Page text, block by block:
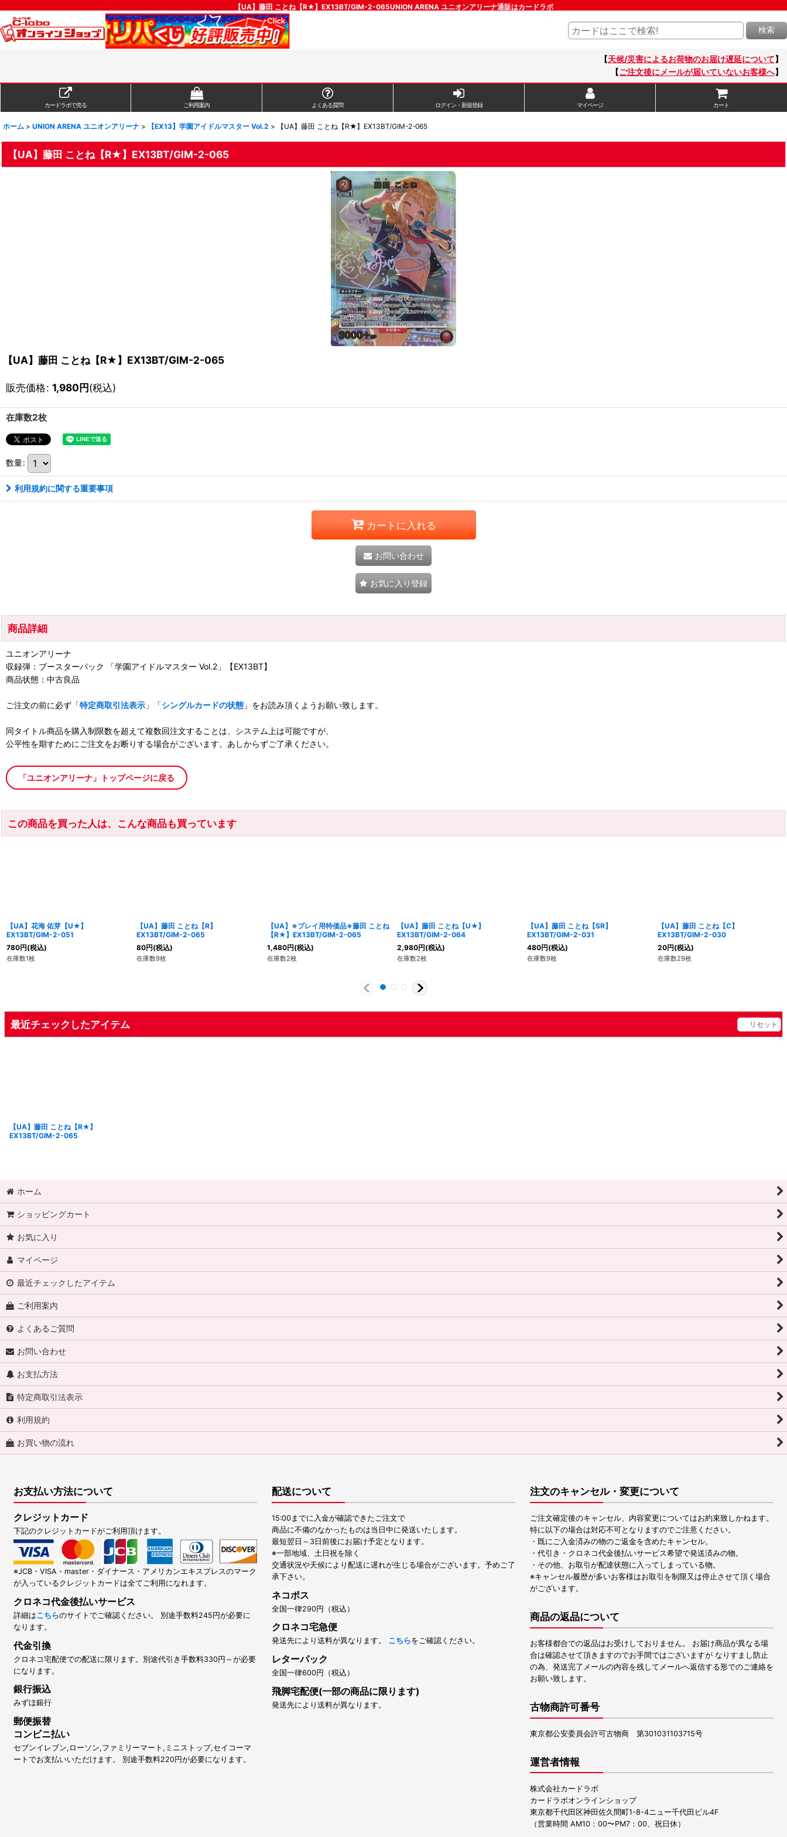
【UA】藤田 ことね【R★】EX13BT/GIM-2-065UNION ARENA ユニオンアリーナ通販はカードラボ
検索
【天候/災害によるお荷物のお届け遅延について】
【ご注文後にメールが届いていないお客様へ】
カードラボで売る ご利用案内 よくある質問 ログイン・新規登録 マイページ カート
ホーム > UNION ARENA ユニオンアリーナ > 【EX13】学園アイドルマスター Vol.2 > 【UA】藤田 ことね【R★】EX13BT/GIM-2-065
【UA】藤田 ことね【R★】EX13BT/GIM-2-065
【UA】藤田 ことね【R★】EX13BT/GIM-2-065
販売価格: 1,980円(税込)
在庫数2枚
数量:
利用規約に関する重要事項
カートに入れる
お問い合わせ
お気に入り登録
商品詳細
ユニオンアリーナ
収録弾：ブースターパック 「学園アイドルマスター Vol.2」【EX13BT】
商品状態：中古良品
ご注文の前に必ず「特定商取引法表示 」「シングルカードの状態 」をお読み頂くようお願い致します。
同タイトル商品を購入制限数を超えて複数回注文することは、システム上は可能ですが、
公平性を期すためにご注文をお断りする場合がございます。あしからずご了承ください。
「ユニオンアリーナ」トップページに戻る
この商品を買った人は、こんな商品も買っています
【UA】花海 佑芽【U★】
EX13BT/GIM-2-051
780円(税込)
在庫数1枚
【UA】藤田 ことね【R】
EX13BT/GIM-2-065
80円(税込)
在庫数9枚
【UA】※プレイ用特価品※藤田 ことね
【R★】EX13BT/GIM-2-065
1,480円(税込)
在庫数2枚
【UA】藤田 ことね【U★】
EX13BT/GIM-2-064
2,980円(税込)
在庫数2枚
【UA】藤田 ことね【SR】
EX13BT/GIM-2-031
480円(税込)
在庫数9枚
【UA】藤田 ことね【C】
EX13BT/GIM-2-030
20円(税込)
在庫数29枚
最近チェックしたアイテム リセット
【UA】藤田 ことね【R★】
EX13BT/GIM-2-065
ホーム
ショッピングカート
お気に入り
マイページ
最近チェックしたアイテム
ご利用案内
よくあるご質問
お問い合わせ
お支払方法
特定商取引法表示
利用規約
お買い物の流れ
お支払い方法について
クレジットカード
下記のクレジットカードがご利用頂けます。
※JCB・VISA・master・ダイナース・アメリカンエキスプレスのマーク
が入っているクレジットカードは全てご利用になれます。
クロネコ代金後払いサービス
詳細はこちらのサイトでご確認ください。 別途手数料245円が必要に
なります。
代金引換
クロネコ宅配便での配送に限ります。別途代引き手数料330円～が必要
になります。
銀行振込
みずほ銀行
郵便振替
コンビニ払い
セブンイレブン,ローソン,ファミリーマート,ミニストップ,セイコーマ
ートでお支払いいただけます。 別途手数料220円が必要になります。
配送について
15:00までに入金が確認できたご注文で
商品に不備のなかったものは当日中に発送いたします。
最短翌日～3日前後にお届け予定となります。
※一部地域、土日祝を除く
交通状況や天候により配送に遅れが生じる場合がございます。予めご了
承下さい。
ネコポス
全国一律290円（税込）
クロネコ宅急便
発送先により送料が異なります。 こちらをご確認ください。
レターパック
全国一律600円（税込）
飛脚宅配便(一部の商品に限ります)
発送先により送料が異なります。
注文のキャンセル・変更について
ご注文確定後のキャンセル、内容変更についてはお約束致しかねます。
特に以下の場合は対応不可となりますのでご注意ください。
・既にご入金済みの物のご返金を含めたキャンセル。
・代引き・クロネコ代金後払いサービス希望で発送済みの物。
・その他、お取引が配達状態に入ってしまっている物。
※キャンセル履歴が多いお客様はお取引を制限又は停止させて頂く場合
がございます。
商品の返品について
お客様都合での返品はお受けしておりません。 お届け商品が異なる場
合は確認させて頂きますのでお手間ではございますが なりすまし防止
の為、発送完了メールの内容を残してメールへ返信する形でのご連絡を
お願い致します。
古物商許可番号
東京都公安委員会許可古物商 第301031103715号
運営者情報
株式会社カードラボ
カードラボオンラインショップ
東京都千代田区神田佐久間町1-8-4ニュー千代田ビル4F
（営業時間 AM10：00〜PM7：00、祝日休）